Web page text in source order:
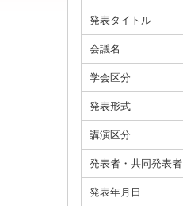
発表タイトル
会議名
学会区分
発表形式
講演区分
発表者・共同発表者
発表年月日